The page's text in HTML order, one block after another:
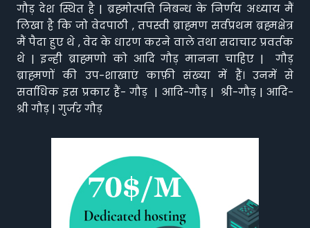
गौड़ देश स्थित है | ब्रह्मोत्पत्ति निबन्ध के निर्णय अध्याय मैं
लिखा है कि जो वेदपाठी , तपस्वी ब्राह्मण सर्वप्रथम ब्रह्मक्षेत्र
मैं पैदा हुए थे , वेद के धारण करने वाले तथा सदाचार प्रवर्तक
थे | इन्ही ब्राह्मणो को आदि गौड़ मानना चाहिए | गौड़
ब्राह्मणों की उप-शाखाएं काफ़ी संख्या में हैं। उनमें से
सर्वाधिक इस प्रकार हैं- गौड़ | आदि-गौड़ | श्री-गौड़ | आदि-
श्री गौड़ | गुर्जर गौड़